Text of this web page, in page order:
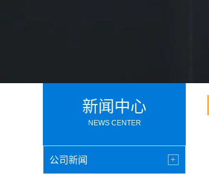
新闻中心
NEWS CENTER
公司新闻